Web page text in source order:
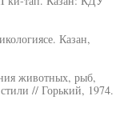
Казан,
животных, рыб,
// Горький, 1974.